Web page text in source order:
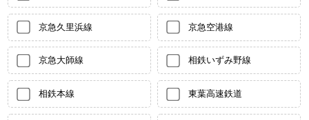
京急久里浜線 京急空港線
京急大師線 相鉄いずみ野線
相鉄本線 東葉高速鉄道